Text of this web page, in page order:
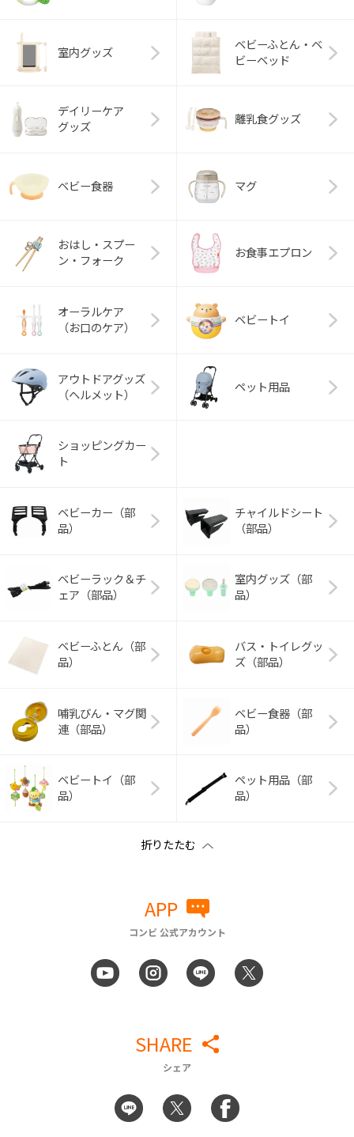
室内グッズ
ベビーふとん・ベ
ビーベッド
デイリーケア
グッズ
離乳食グッズ
ベビー食器 マグ
おはし・スプー
ン・フォーク
お食事エプロン
オーラルケア
（お口のケア）
ベビートイ
アウトドアグッズ
（ヘルメット）
ペット用品
ショッピングカー
ト
ベビーカー（部
品）
チャイルドシート
（部品）
ベビーラック＆チ
ェア（部品）
室内グッズ（部
品）
ベビーふとん（部
品）
バス・トイレグッ
ズ（部品）
哺乳びん・マグ関
連（部品）
ベビー食器（部
品）
ベビートイ（部
品）
ペット用品（部
品）
APP
コンビ 公式アカウント
SHARE
シェア